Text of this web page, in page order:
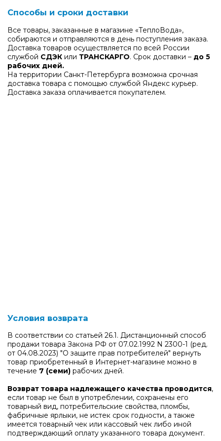
Способы и сроки доставки
Все товары, заказанные в магазине «ТеплоВода»,
собираются и отправляются в день поступления заказа.
Доставка товаров осуществляется по всей России
службой СДЭК или ТРАНСКАРГО. Срок доставки – до 5
рабочих дней.
На территории Санкт-Петербурга возможна срочная
доставка товара с помощью службой Яндекс курьер.
Доставка заказа оплачивается покупателем.
Условия возврата
В соответствии со статьей 26.1. Дистанционный способ
продажи товара Закона РФ от 07.02.1992 N 2300-1 (ред.
от 04.08.2023) "О защите прав потребителей" вернуть
товар приобретенный в Интернет-магазине можно в
течение 7 (семи) рабочих дней.
Возврат товара надлежащего качества проводится,
если товар не был в употреблении, сохранены его
товарный вид, потребительские свойства, пломбы,
фабричные ярлыки, не истек срок годности, а также
имеется товарный чек или кассовый чек либо иной
подтверждающий оплату указанного товара документ.